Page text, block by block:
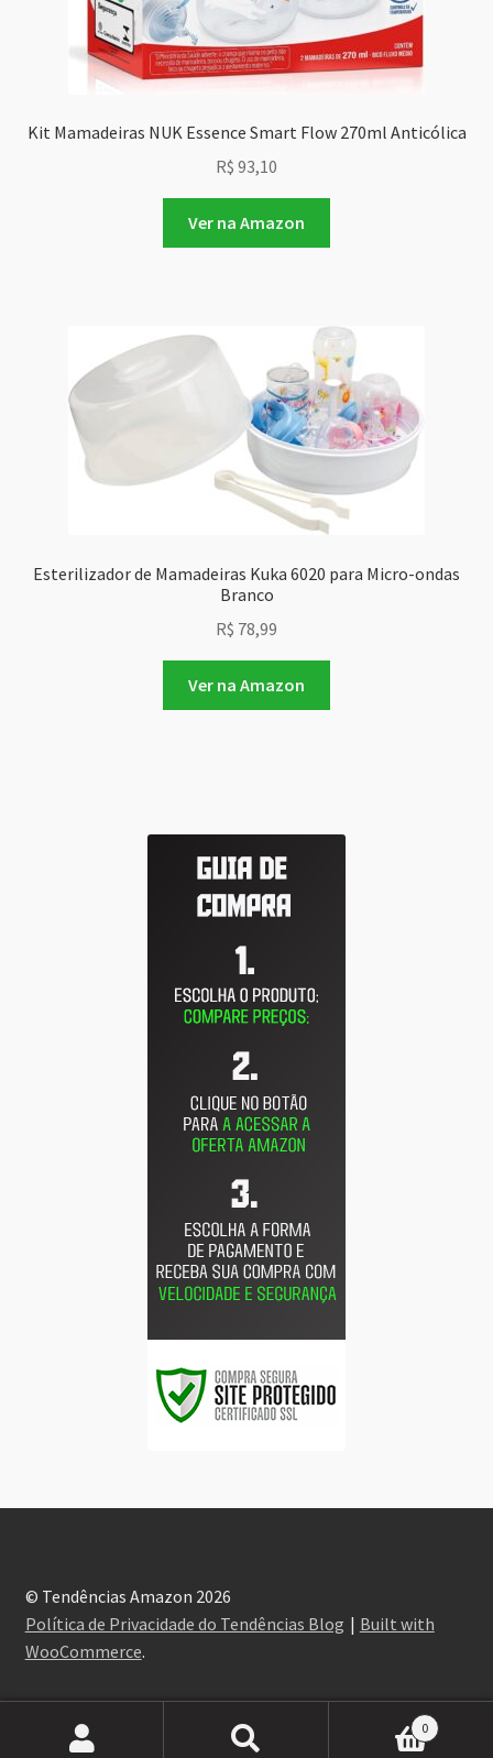
Kit Mamadeiras NUK Essence Smart Flow 270ml Anticólica
R$ 93,10
Ver na Amazon
Esterilizador de Mamadeiras Kuka 6020 para Micro-ondas
Branco
R$ 78,99
Ver na Amazon
© Tendências Amazon 2026
Política de Privacidade do Tendências Blog
Built with
WooCommerce.
Pesquisar
Pesquisar
0